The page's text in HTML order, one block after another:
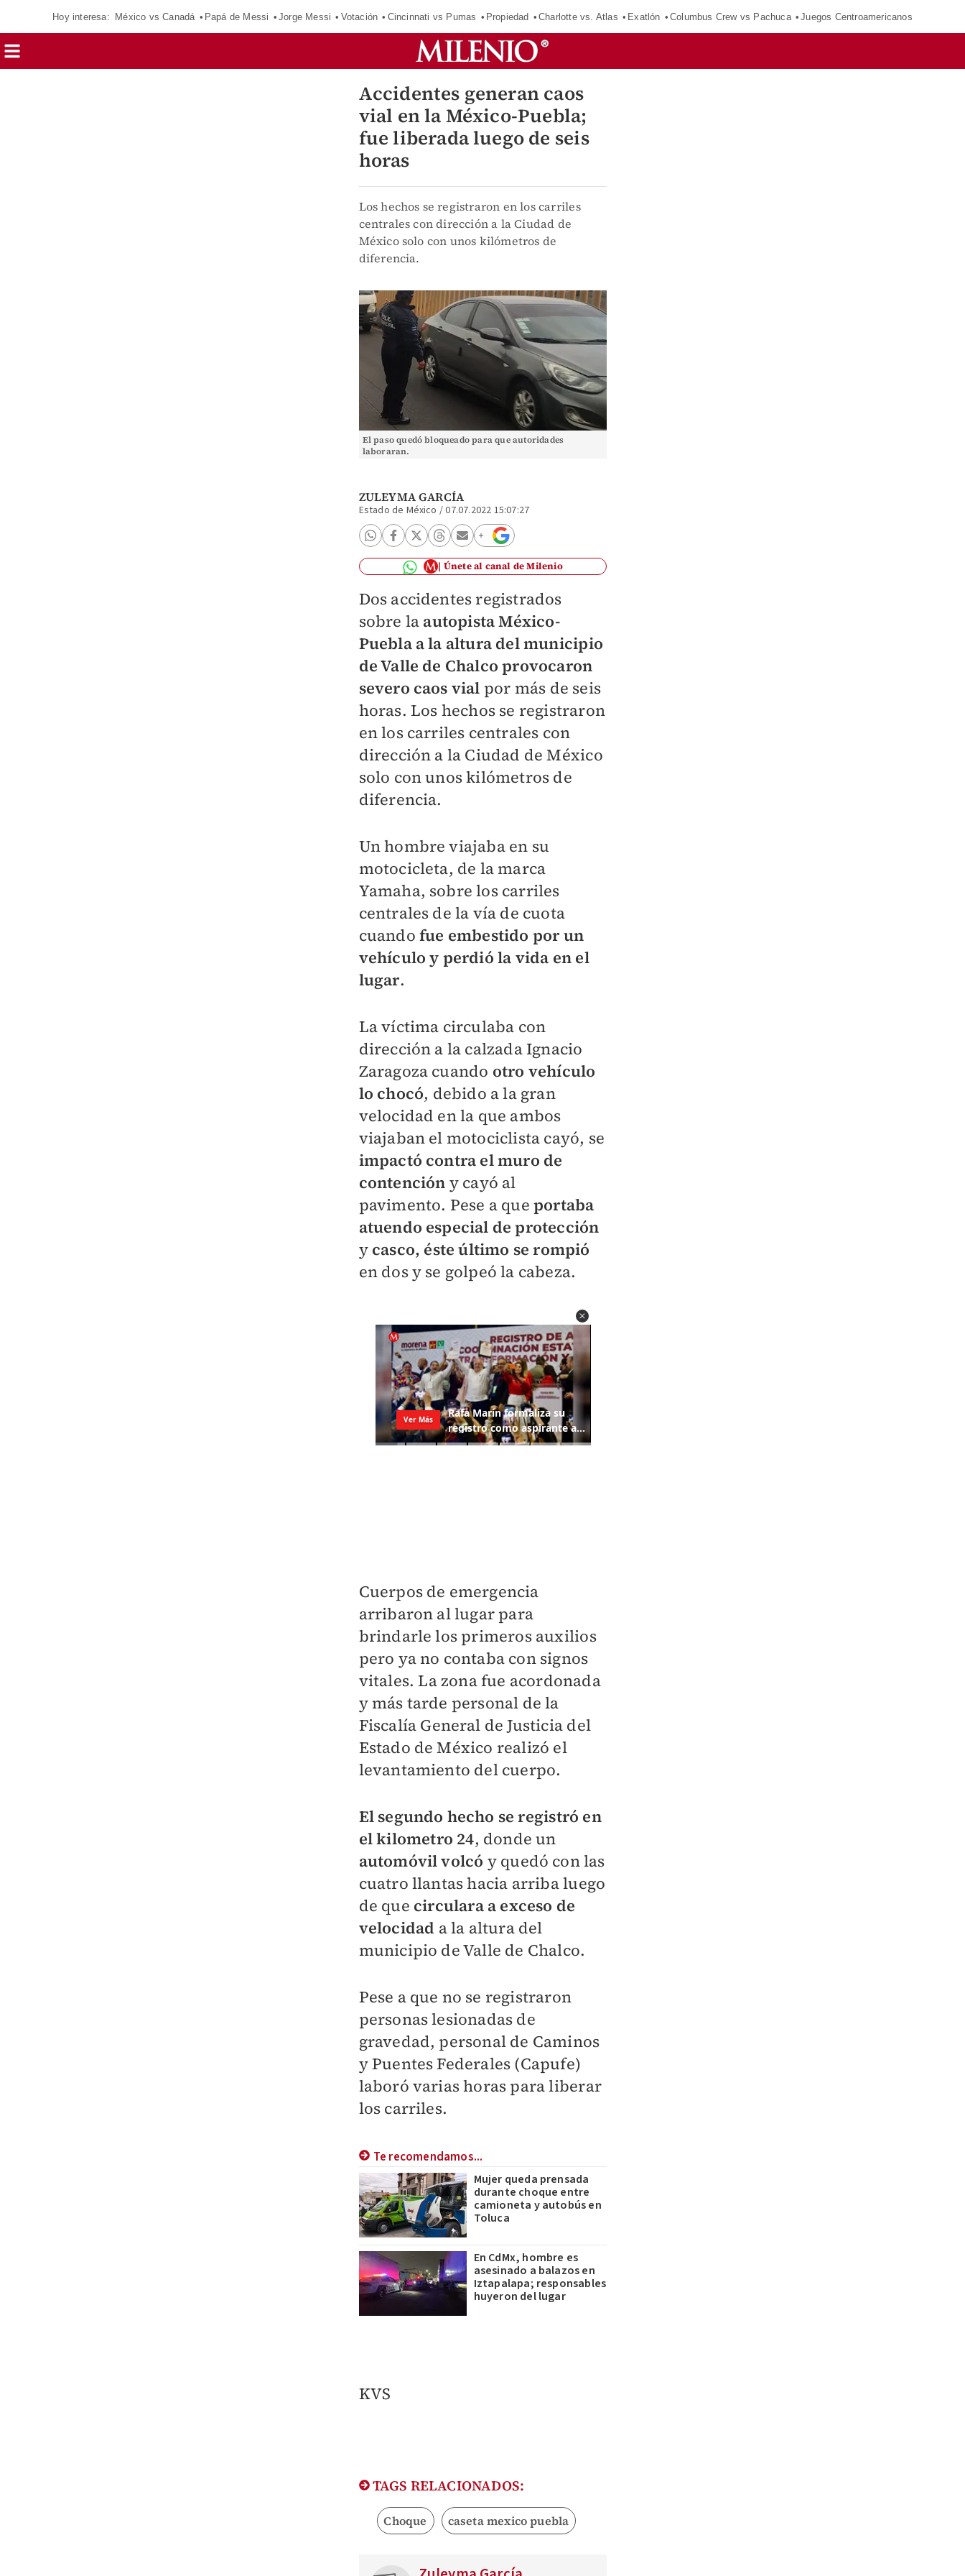
Hoy interesa: México vs Canadá Papá de Messi Jorge Messi Votación Cincinnati vs Pumas Propiedad Charlotte vs. Atlas Exatlón Columbus Crew vs Pachuca Juegos Centroamericanos
Accidentes generan caos
vial en la México-Puebla;
fue liberada luego de seis
horas
Los hechos se registraron en los carriles
centrales con dirección a la Ciudad de
México solo con unos kilómetros de
diferencia.
El paso quedó bloqueado para que autoridades
laboraran.
ZULEYMA GARCÍA
Estado de México /07.07.2022 15:07:27
Únete al canal de Milenio
Dos accidentes registrados
sobre la autopista México-
Puebla a la altura del municipio
de Valle de Chalco provocaron
severo caos vial por más de seis
horas. Los hechos se registraron
en los carriles centrales con
dirección a la Ciudad de México
solo con unos kilómetros de
diferencia.
Un hombre viajaba en su
motocicleta, de la marca
Yamaha, sobre los carriles
centrales de la vía de cuota
cuando fue embestido por un
vehículo y perdió la vida en el
lugar.
La víctima circulaba con
dirección a la calzada Ignacio
Zaragoza cuando otro vehículo
lo chocó, debido a la gran
velocidad en la que ambos
viajaban el motociclista cayó, se
impactó contra el muro de
contención y cayó al
pavimento. Pese a que portaba
atuendo especial de protección
y casco, éste último se rompió
en dos y se golpeó la cabeza.
Cuerpos de emergencia
arribaron al lugar para
brindarle los primeros auxilios
pero ya no contaba con signos
vitales.La zona fue acordonada
y más tarde personal de la
Fiscalía General de Justicia del
Estado de México realizó el
levantamiento del cuerpo.
El segundo hecho se registró en
el kilometro 24, donde un
automóvil volcó y quedó con las
cuatro llantas hacia arriba luego
de que circulara a exceso de
velocidad a la altura del
municipio de Valle de Chalco.
Pese a que no se registraron
personas lesionadas de
gravedad, personal de Caminos
y Puentes Federales (Capufe)
laboró varias horas para liberar
los carriles.
Te recomendamos...
Mujer queda prensada
durante choque entre
camioneta y autobús en
Toluca
En CdMx, hombre es
asesinado a balazos en
Iztapalapa; responsables
huyeron del lugar
KVS
TAGS RELACIONADOS:
Choque caseta mexico puebla